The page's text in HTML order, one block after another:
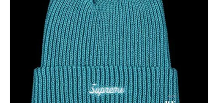
Supreme シュプ
リーム 21FW
Loose Gauge
Beanie ルースガ
ウジビーニー ニッ
ト帽 スレート
(税込)